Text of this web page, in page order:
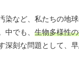
染など、私たちの地
中でも、 生物多様性
深刻な問題として、